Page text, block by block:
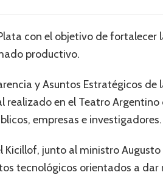
con el objetivo de
productivo.
y Asuntos Estratégicos
en el Teatro
empresas e investigadores.
junto al ministro
tecnológicos orientados a